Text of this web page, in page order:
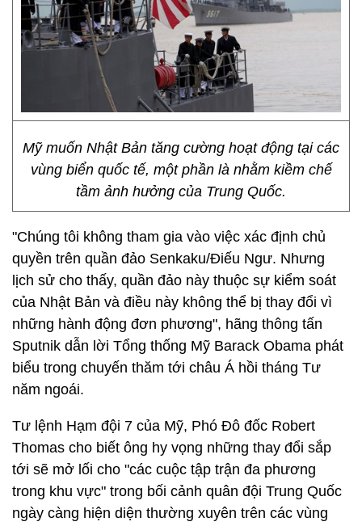
Mỹ muốn Nhật Bản tăng cường hoạt động tại các
vùng biển quốc tế, một phần là nhằm kiềm chế
tầm ảnh hưởng của Trung Quốc.
"Chúng tôi không tham gia vào việc xác định chủ
quyền trên quần đảo Senkaku/Điếu Ngư. Nhưng
lịch sử cho thấy, quần đảo này thuộc sự kiểm soát
của Nhật Bản và điều này không thể bị thay đổi vì
những hành động đơn phương", hãng thông tấn
Sputnik dẫn lời Tổng thống Mỹ Barack Obama phát
biểu trong chuyến thăm tới châu Á hồi tháng Tư
năm ngoái.
Tư lệnh Hạm đội 7 của Mỹ, Phó Đô đốc Robert
Thomas cho biết ông hy vọng những thay đổi sắp
tới sẽ mở lối cho "các cuộc tập trận đa phương
trong khu vực" trong bối cảnh quân đội Trung Quốc
ngày càng hiện diện thường xuyên trên các vùng